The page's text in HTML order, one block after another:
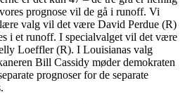
prognose vil de gå i runoff. Vi
valg vil det være David Perdue (R)
i et runoff. I specialvalget vil det være
Loeffler (R). I Louisianas valg
Bill Cassidy møder demokraten
prognoser for de separate